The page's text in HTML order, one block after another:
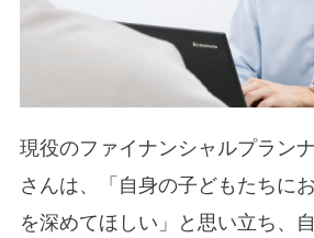
現役のファイナンシャルプラン
さんは、「自身の子どもたちに
を深めてほしい」と思い立ち、